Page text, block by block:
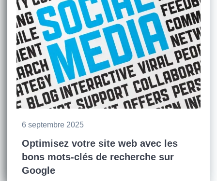
6 septembre 2025
Optimisez votre site web avec les
bons mots-clés de recherche sur
Google